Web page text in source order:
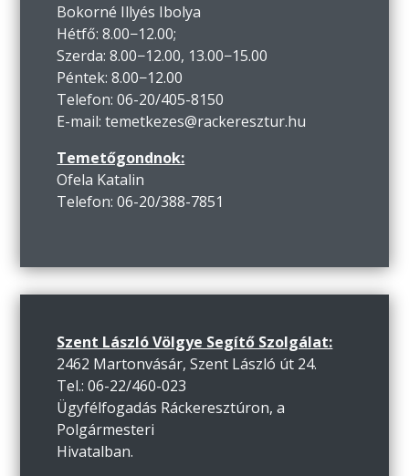
Bokorné Illyés Ibolya
Hétfő: 8.00−12.00;
Szerda: 8.00−12.00, 13.00−15.00
Péntek: 8.00−12.00
Telefon: 06-20/405-8150
E-mail: temetkezes@rackeresztur.hu
Temetőgondnok:
Ofela Katalin
Telefon: 06-20/388-7851
Szent László Völgye Segítő Szolgálat:
2462 Martonvásár, Szent László út 24.
Tel.: 06-22/460-023
Ügyfélfogadás Ráckeresztúron, a
Polgármesteri
Hivatalban.